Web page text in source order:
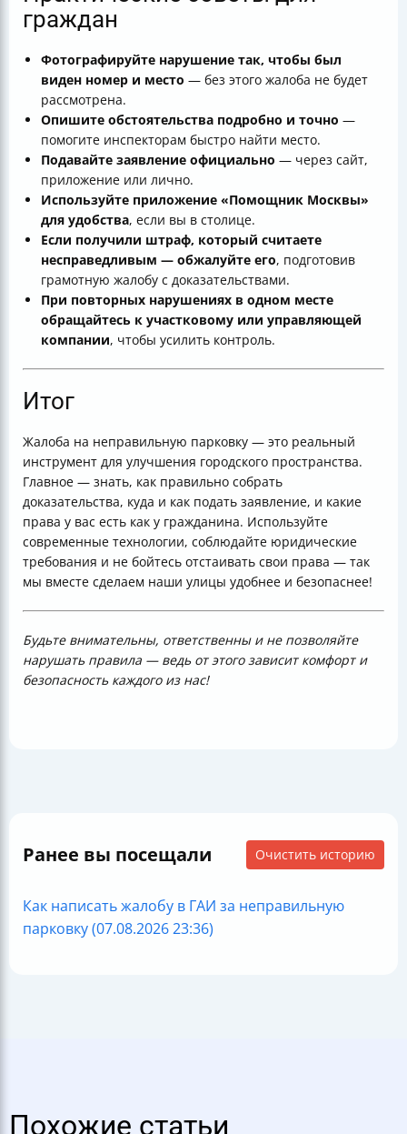
граждан
Фотографируйте нарушение так, чтобы был
виден номер и место — без этого жалоба не будет
рассмотрена.
Опишите обстоятельства подробно и точно —
помогите инспекторам быстро найти место.
Подавайте заявление официально — через сайт,
приложение или лично.
Используйте приложение «Помощник Москвы»
для удобства, если вы в столице.
Если получили штраф, который считаете
несправедливым — обжалуйте его, подготовив
грамотную жалобу с доказательствами.
При повторных нарушениях в одном месте
обращайтесь к участковому или управляющей
компании, чтобы усилить контроль.
Итог
Жалоба на неправильную парковку — это реальный
инструмент для улучшения городского пространства.
Главное — знать, как правильно собрать
доказательства, куда и как подать заявление, и какие
права у вас есть как у гражданина. Используйте
современные технологии, соблюдайте юридические
требования и не бойтесь отстаивать свои права — так
мы вместе сделаем наши улицы удобнее и безопаснее!
Будьте внимательны, ответственны и не позволяйте
нарушать правила — ведь от этого зависит комфорт и
безопасность каждого из нас!
Ранее вы посещали Очистить историю
Как написать жалобу в ГАИ за неправильную
парковку (07.08.2026 23:36)
Похожие статьи